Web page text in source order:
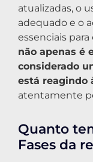
atualizadas, o
adequado e o
essenciais
não apenas é
considerado
está reagindo
atentamente
Quanto
Fases da